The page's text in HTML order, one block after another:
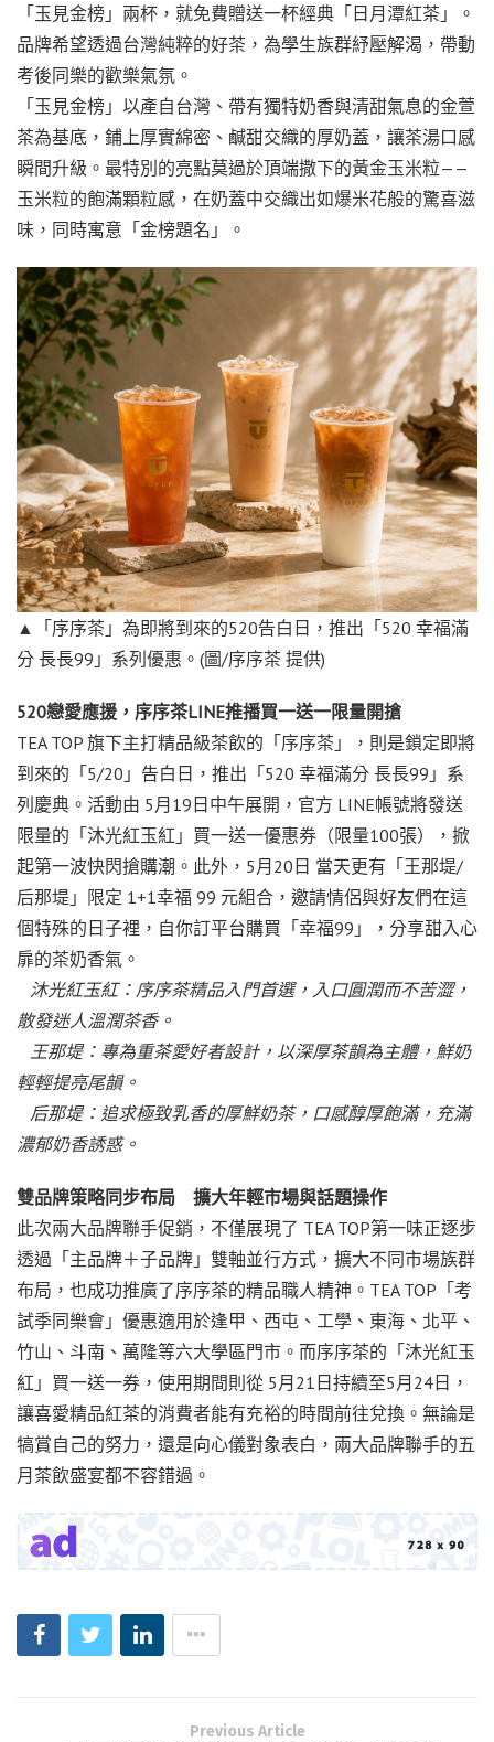
「玉見金榜」兩杯，就免費贈送一杯經典「日月潭紅茶」。
品牌希望透過台灣純粹的好茶，為學生族群紓壓解渴，帶動
考後同樂的歡樂氣氛。
「玉見金榜」以產自台灣、帶有獨特奶香與清甜氣息的金萱
茶為基底，鋪上厚實綿密、鹹甜交織的厚奶蓋，讓茶湯口感
瞬間升級。最特別的亮點莫過於頂端撒下的黃金玉米粒——
玉米粒的飽滿顆粒感，在奶蓋中交織出如爆米花般的驚喜滋
味，同時寓意「金榜題名」。
▲「序序茶」為即將到來的520告白日，推出「520 幸福滿
分 長長99」系列優惠。(圖/序序茶 提供)
520戀愛應援，序序茶LINE推播買一送一限量開搶
TEA TOP 旗下主打精品級茶飲的「序序茶」，則是鎖定即將
到來的「5/20」告白日，推出「520 幸福滿分 長長99」系
列慶典。活動由 5月19日中午展開，官方 LINE帳號將發送
限量的「沐光紅玉紅」買一送一優惠券（限量100張），掀
起第一波快閃搶購潮。此外，5月20日 當天更有「王那堤/
后那堤」限定 1+1幸福 99 元組合，邀請情侶與好友們在這
個特殊的日子裡，自你訂平台購買「幸福99」，分享甜入心
扉的茶奶香氣。
沐光紅玉紅：序序茶精品入門首選，入口圓潤而不苦澀，
散發迷人溫潤茶香。
王那堤：專為重茶愛好者設計，以深厚茶韻為主體，鮮奶
輕輕提亮尾韻。
后那堤：追求極致乳香的厚鮮奶茶，口感醇厚飽滿，充滿
濃郁奶香誘惑。
雙品牌策略同步布局 擴大年輕市場與話題操作
此次兩大品牌聯手促銷，不僅展現了 TEA TOP第一味正逐步
透過「主品牌＋子品牌」雙軸並行方式，擴大不同市場族群
布局，也成功推廣了序序茶的精品職人精神。TEA TOP「考
試季同樂會」優惠適用於逢甲、西屯、工學、東海、北平、
竹山、斗南、萬隆等六大學區門市。而序序茶的「沐光紅玉
紅」買一送一券，使用期間則從 5月21日持續至5月24日，
讓喜愛精品紅茶的消費者能有充裕的時間前往兌換。無論是
犒賞自己的努力，還是向心儀對象表白，兩大品牌聯手的五
月茶飲盛宴都不容錯過。
Previous Article